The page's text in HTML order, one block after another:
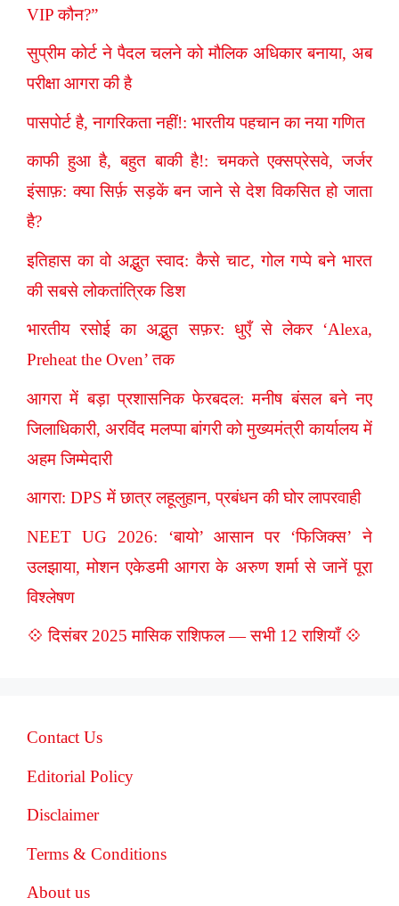
VIP कौन?”
सुप्रीम कोर्ट ने पैदल चलने को मौलिक अधिकार बनाया, अब
परीक्षा आगरा की है
पासपोर्ट है, नागरिकता नहीं!: भारतीय पहचान का नया गणित
काफी हुआ है, बहुत बाकी है!: चमकते एक्सप्रेसवे, जर्जर
इंसाफ़: क्या सिर्फ़ सड़कें बन जाने से देश विकसित हो जाता
है?
इतिहास का वो अद्भुत स्वाद: कैसे चाट, गोल गप्पे बने भारत
की सबसे लोकतांत्रिक डिश
भारतीय रसोई का अद्भुत सफ़र: धुएँ से लेकर ‘Alexa,
Preheat the Oven’ तक
आगरा में बड़ा प्रशासनिक फेरबदल: मनीष बंसल बने नए
जिलाधिकारी, अरविंद मलप्पा बांगरी को मुख्यमंत्री कार्यालय में
अहम जिम्मेदारी
आगरा: DPS में छात्र लहूलुहान, प्रबंधन की घोर लापरवाही
NEET UG 2026: ‘बायो’ आसान पर ‘फिजिक्स’ ने
उलझाया, मोशन एकेडमी आगरा के अरुण शर्मा से जानें पूरा
विश्लेषण
💠 दिसंबर 2025 मासिक राशिफल — सभी 12 राशियाँ 💠
Contact Us
Editorial Policy
Disclaimer
Terms & Conditions
About us